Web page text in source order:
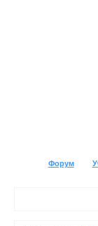
Форум